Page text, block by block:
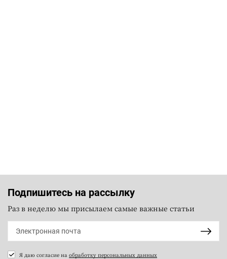
Подпишитесь на рассылку
Раз в неделю мы присылаем самые важные статьи
Я даю согласие на обработку персональных данных